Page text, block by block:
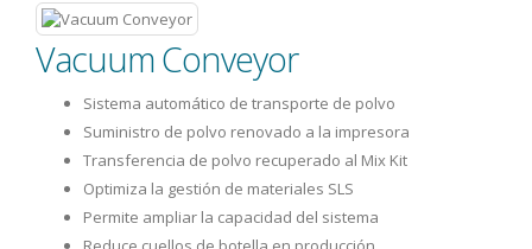
Vacuum Conveyor
Sistema automático de transporte de polvo
Suministro de polvo renovado a la impresora
Transferencia de polvo recuperado al Mix Kit
Optimiza la gestión de materiales SLS
Permite ampliar la capacidad del sistema